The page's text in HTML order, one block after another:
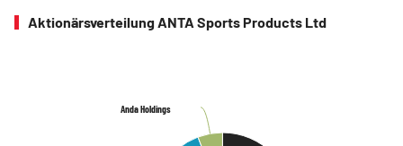
Aktionärsverteilung ANTA Sports Products Ltd
Anda Holdings
Anda Holdings